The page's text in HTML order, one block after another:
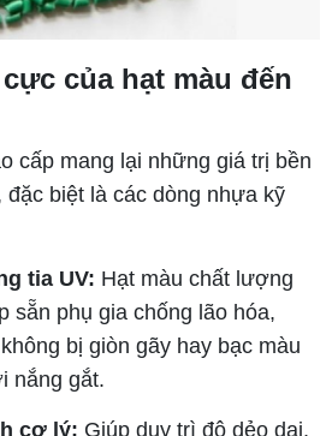
của hạt màu đến
cấp mang lại những giá trị bền
biệt là các dòng nhựa kỹ
tia UV: Hạt màu chất lượng
sẵn phụ gia chống lão hóa,
bị giòn gãy hay bạc màu
nắng gắt.
cơ lý: Giúp duy trì độ dẻo dai,